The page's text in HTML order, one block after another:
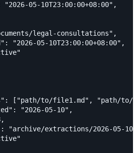
"2026-05-10T23:00:00+08:00",
legal-consultations",
"2026-05-10T23:00:00+08:00",
["path/to/file1.md", "path/to/
"2026-05-10",
"archive/extractions/2026-05-10_